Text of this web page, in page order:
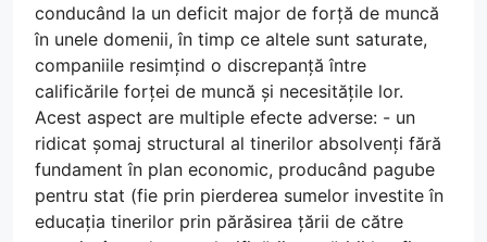
conducând la un deficit major de forță de muncă
în unele domenii, în timp ce altele sunt saturate,
companiile resimțind o discrepanță între
calificările forței de muncă și necesitățile lor.
Acest aspect are multiple efecte adverse: - un
ridicat șomaj structural al tinerilor absolvenți fără
fundament în plan economic, producând pagube
pentru stat (fie prin pierderea sumelor investite în
educația tinerilor prin părăsirea țării de către